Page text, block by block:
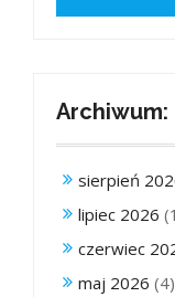
Archiwum:
sierpień
lipiec 2026
czerwiec
maj 2026 (4)